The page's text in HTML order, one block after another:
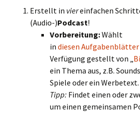
Erstellt in viereinfachen
(Audio-)Podcast!
Vorbereitung:Wählt
in diesen Aufgabenblätter
Verfügung gestellt von „
ein Thema aus, z.B.
Spiele oder ein Werbetext.
Tipp: Findet einen oder
um einen gemeinsamen